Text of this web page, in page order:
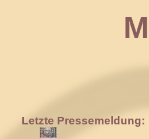
Letzte Pressemeldung: